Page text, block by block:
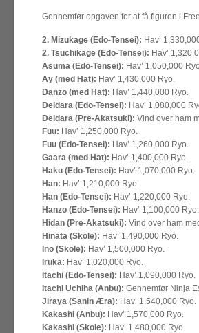
Gennemfør opgaven for at få figuren i
2. Mizukage (Edo-Tensei): Hav’
2. Tsuchikage (Edo-Tensei): Hav’
Asuma (Edo-Tensei): Hav’ 1,050,000
Ay (med Hat): Hav’ 1,430,000 Ryo.
Danzo (med Hat): Hav’ 1,440,000 Ryo.
Deidara (Edo-Tensei): Hav’ 1,080,000
Deidara (Pre-Akatsuki): Vind over ham
Fuu: Hav’ 1,250,000 Ryo.
Fuu (Edo-Tensei): Hav’ 1,260,000 Ryo.
Gaara (med Hat): Hav’ 1,400,000 Ryo.
Haku (Edo-Tensei): Hav’ 1,070,000 Ryo.
Han: Hav’ 1,210,000 Ryo.
Han (Edo-Tensei): Hav’ 1,220,000 Ryo.
Hanzo (Edo-Tensei): Hav’ 1,100,000 Ryo.
Hidan (Pre-Akatsuki): Vind over ham
Hinata (Skole): Hav’ 1,490,000 Ryo.
Ino (Skole): Hav’ 1,500,000 Ryo.
Iruka: Hav’ 1,020,000 Ryo.
Itachi (Edo-Tensei): Hav’ 1,090,000 Ryo.
Itachi Uchiha (Anbu): Gennemfør Ninja
Jiraya (Sanin Æra): Hav’ 1,540,000 Ryo.
Kakashi (Anbu): Hav’ 1,570,000 Ryo.
Kakashi (Skole): Hav’ 1,480,000 Ryo.